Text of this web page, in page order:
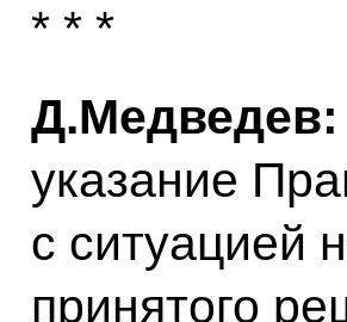
* * *
Д.Медведев:
указание
с ситуацией
принятого